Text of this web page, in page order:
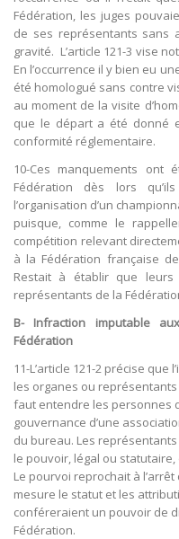
Fédération, les juges
de ses représentants sans
gravité. L’article 121-3 vise
En l’occurrence il y bien eu
été homologué sans contre
au moment de la visite
que le départ a été donné
conformité réglementaire.
10-Ces manquements
Fédération dès lors
l’organisation d’un
puisque, comme le
compétition relevant
à la Fédération française
Restait à établir que
représentants de la
B- Infraction imputable
Fédération
11-L’article 121-2 précise
les organes ou
faut entendre les personnes
gouvernance d’une
du bureau. Les
le pouvoir, légal ou
Le pourvoi reprochait à
mesure le statut et les
conféreraient un pouvoir de
Fédération.